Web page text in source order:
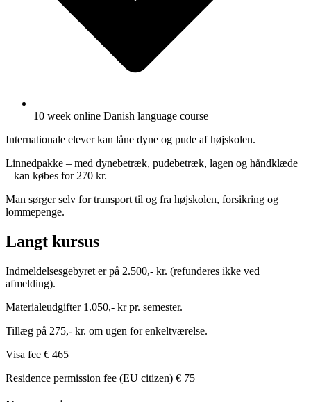
10 week online Danish language course
Internationale elever kan låne dyne og pude af højskolen.
Linnedpakke – med dynebetræk, pudebetræk, lagen og håndklæde
– kan købes for 270 kr.
Man sørger selv for transport til og fra højskolen, forsikring og
lommepenge.
Langt kursus
Indmeldelsesgebyret er på 2.500,- kr. (refunderes ikke ved
afmelding).
Materialeudgifter 1.050,- kr pr. semester.
Tillæg på 275,- kr. om ugen for enkeltværelse.
Visa fee € 465
Residence permission fee (EU citizen) € 75